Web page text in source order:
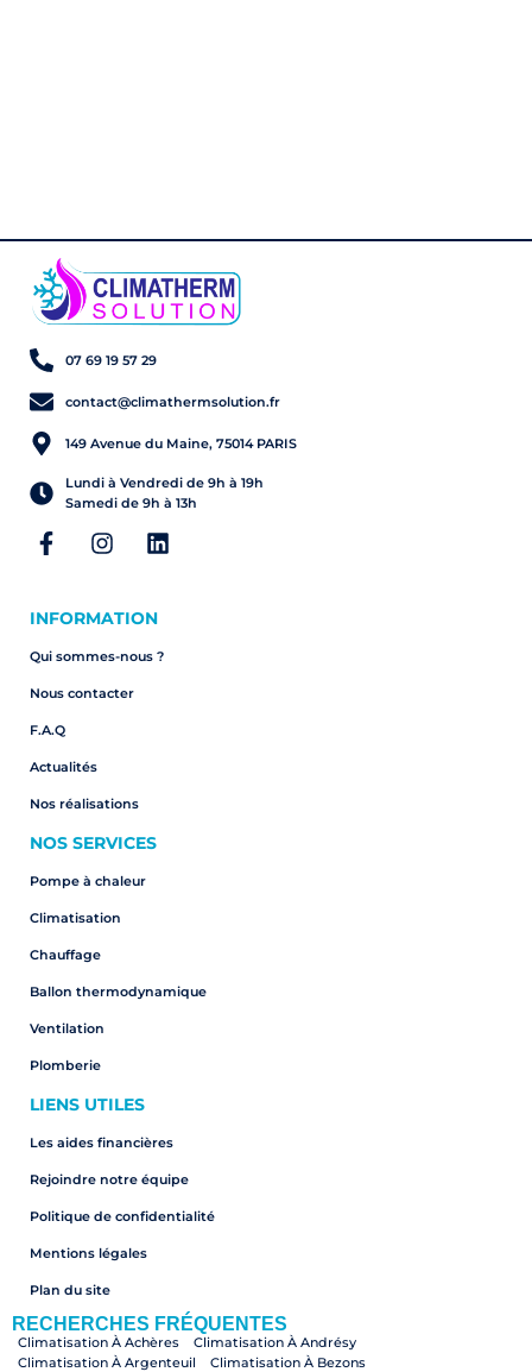
07 69 19 57 29
contact@climathermsolution.fr
149 Avenue du Maine, 75014 PARIS
Lundi à Vendredi de 9h à 19h
Samedi de 9h à 13h
INFORMATION
Qui sommes-nous ?
Nous contacter
F.A.Q
Actualités
Nos réalisations
NOS SERVICES
Pompe à chaleur
Climatisation
Chauffage
Ballon thermodynamique
Ventilation
Plomberie
LIENS UTILES
Les aides financières
Rejoindre notre équipe
Politique de confidentialité
Mentions légales
Plan du site
RECHERCHES FRÉQUENTES
Climatisation À Achères
Climatisation À Andrésy
Climatisation À Argenteuil
Climatisation À Bezons